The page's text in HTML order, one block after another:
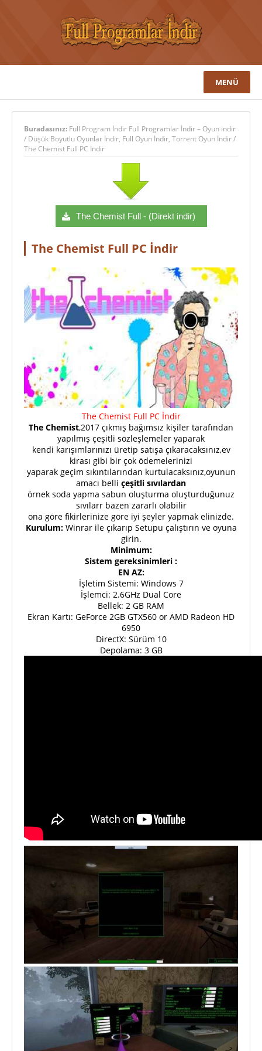
MENÜ
Buradasınız: Full Program İndir Full Programlar İndir – Oyun indir
/ Düşük Boyutlu Oyunlar İndir, Full Oyun İndir, Torrent Oyun İndir/
The Chemist Full PC İndir
The Chemist Full - (Direkt indir)
The Chemist Full PC İndir
The Chemist Full PC İndir
The Chemist,2017 çıkmış bağımsız kişiler tarafından
yapılmış çeşitli sözleşlemeler yaparak
kendi karışımlarınızı üretip satışa çıkaracaksınız,ev
kirası gibi bir çok ödemelerinizi
yaparak geçim sıkıntılarından kurtulacaksınız,oyunun
amacı belli çeşitli sıvılardan
örnek soda yapma sabun oluşturma oluşturduğunuz
sıvılarr bazen zararlı olabilir
ona göre fikirlerinize göre iyi şeyler yapmak elinizde.
Kurulum:Winrar ile çıkarıp Setupu çalıştırın ve oyuna
girin.
Minimum:
Sistem gereksinimleri :
EN AZ:
İşletim Sistemi: Windows 7
İşlemci: 2.6GHz Dual Core
Bellek: 2 GB RAM
Ekran Kartı: GeForce 2GB GTX560 or AMD Radeon HD
6950
DirectX: Sürüm 10
Depolama: 3 GB